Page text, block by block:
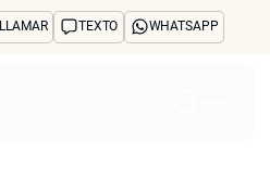
LLAMAR TEXTO WHATSAPP